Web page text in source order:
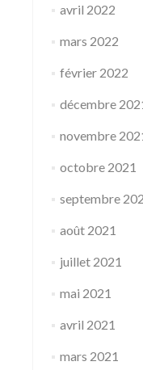
avril 2022
mars 2022
février 2022
décembre
novembre
octobre 2021
septembre
août 2021
juillet 2021
mai 2021
avril 2021
mars 2021